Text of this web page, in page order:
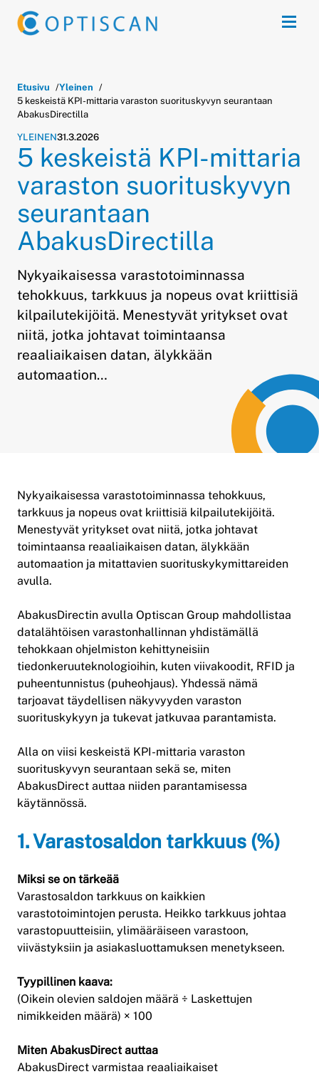
Siirry sisältöön
Avaa
Etusivu
Yleinen
5 keskeistä KPI-mittaria varaston suorituskyvyn seurantaan
AbakusDirectilla
YLEINEN31.3.2026
5 keskeistä KPI-mittaria
varaston suorituskyvyn
seurantaan
AbakusDirectilla
Nykyaikaisessa varastotoiminnassa
tehokkuus, tarkkuus ja nopeus ovat kriittisiä
kilpailutekijöitä. Menestyvät yritykset ovat
niitä, jotka johtavat toimintaansa
reaaliaikaisen datan, älykkään
automaation…
Nykyaikaisessa varastotoiminnassa tehokkuus,
tarkkuus ja nopeus ovat kriittisiä kilpailutekijöitä.
Menestyvät yritykset ovat niitä, jotka johtavat
toimintaansa reaaliaikaisen datan, älykkään
automaation ja mitattavien suorituskykymittareiden
avulla.
AbakusDirectin avulla Optiscan Group mahdollistaa
datalähtöisen varastonhallinnan yhdistämällä
tehokkaan ohjelmiston kehittyneisiin
tiedonkeruuteknologioihin, kuten viivakoodit, RFID ja
puheentunnistus (puheohjaus). Yhdessä nämä
tarjoavat täydellisen näkyvyyden varaston
suorituskykyyn ja tukevat jatkuvaa parantamista.
Alla on viisi keskeistä KPI-mittaria varaston
suorituskyvyn seurantaan sekä se, miten
AbakusDirect auttaa niiden parantamisessa
käytännössä.
1. Varastosaldon tarkkuus (%)
Miksi se on tärkeää
Varastosaldon tarkkuus on kaikkien
varastotoimintojen perusta. Heikko tarkkuus johtaa
varastopuutteisiin, ylimääräiseen varastoon,
viivästyksiin ja asiakasluottamuksen menetykseen.
Tyypillinen kaava:
(Oikein olevien saldojen määrä ÷ Laskettujen
nimikkeiden määrä) × 100
Miten AbakusDirect auttaa
AbakusDirect varmistaa reaaliaikaiset